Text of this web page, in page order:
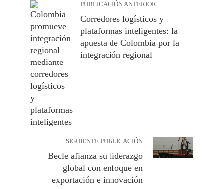
PUBLICACIÓN ANTERIOR
Corredores logísticos y
plataformas inteligentes: la
apuesta de Colombia por la
integración regional
SIGUIENTE PUBLICACIÓN
Becle afianza su liderazgo
global con enfoque en
exportación e innovación